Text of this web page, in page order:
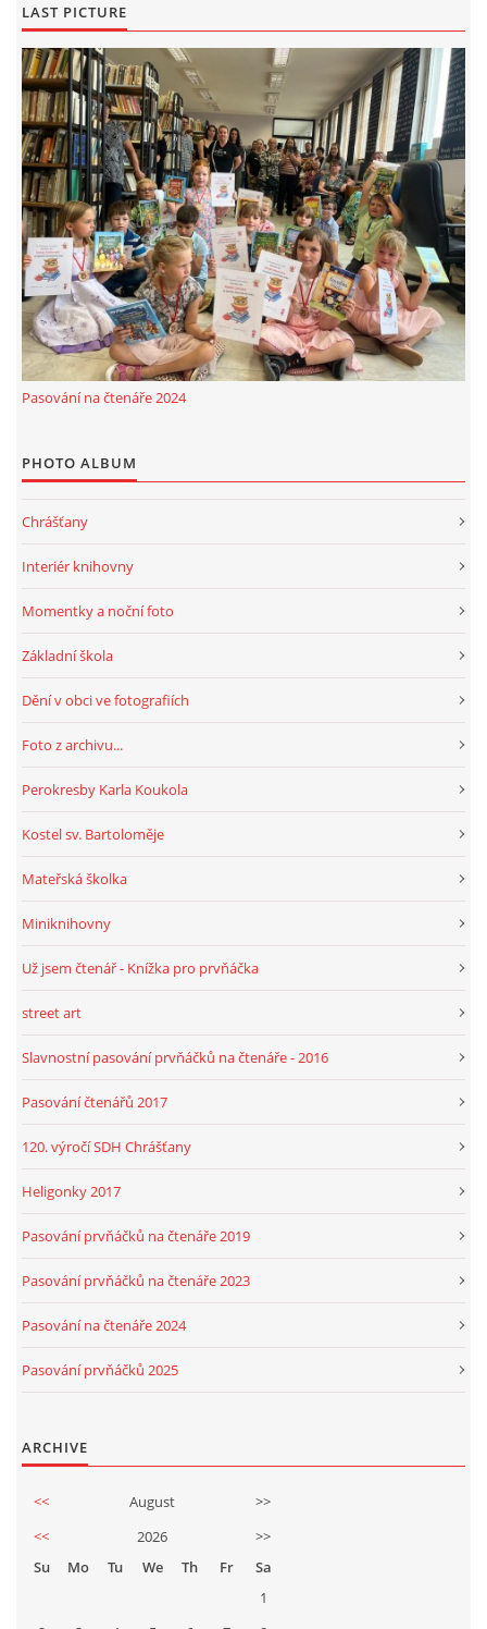
LAST PICTURE
Pasování na čtenáře 2024
PHOTO ALBUM
Chrášťany
Interiér knihovny
Momentky a noční foto
Základní škola
Dění v obci ve fotografiích
Foto z archivu...
Perokresby Karla Koukola
Kostel sv. Bartoloměje
Mateřská školka
Miniknihovny
Už jsem čtenář - Knížka pro prvňáčka
street art
Slavnostní pasování prvňáčků na čtenáře - 2016
Pasování čtenářů 2017
120. výročí SDH Chrášťany
Heligonky 2017
Pasování prvňáčků na čtenáře 2019
Pasování prvňáčků na čtenáře 2023
Pasování na čtenáře 2024
Pasování prvňáčků 2025
ARCHIVE
<< August
>>
<<
2026
>>
Su
Mo Tu We Th Fr
Sa
1